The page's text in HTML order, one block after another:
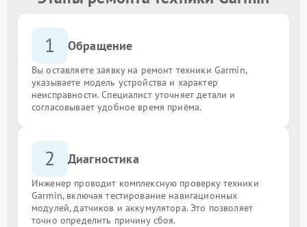
1 Обращение
Вы оставляете заявку на ремонт техники Garmin,
указываете модель устройства и характер
неисправности. Специалист уточняет детали и
согласовывает удобное время приёма.
2 Диагностика
Инженер проводит комплексную проверку техники
Garmin, включая тестирование навигационных
модулей, датчиков и аккумулятора. Это позволяет
точно определить причину сбоя.